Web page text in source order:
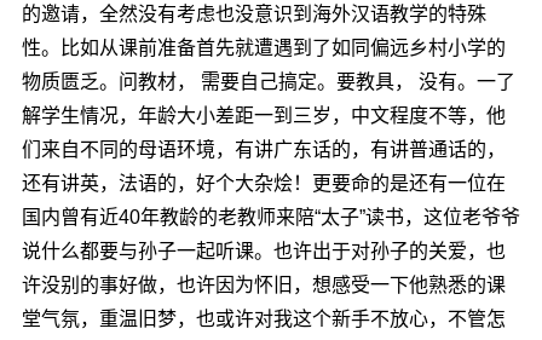
的邀请，全然没有考虑也没意识到海外汉语教学的特殊
性。比如从课前准备首先就遭遇到了如同偏远乡村小学的
物质匮乏。问教材， 需要自己搞定。要教具， 没有。一了
解学生情况，年龄大小差距一到三岁，中文程度不等，他
们来自不同的母语环境，有讲广东话的，有讲普通话的，
还有讲英，法语的，好个大杂烩！更要命的是还有一位在
国内曾有近40年教龄的老教师来陪“太子”读书，这位老爷爷
说什么都要与孙子一起听课。也许出于对孙子的关爱，也
许没别的事好做，也许因为怀旧，想感受一下他熟悉的课
堂气氛，重温旧梦，也或许对我这个新手不放心，不管怎